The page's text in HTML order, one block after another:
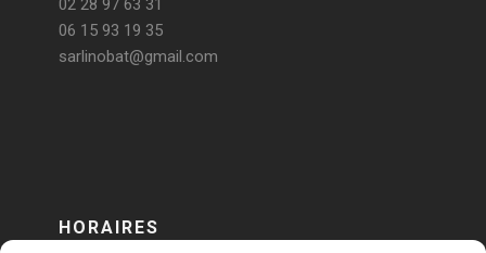
02 28 97 63 31
06 15 93 19 35
sarlinobat@gmail.com
HORAIRES